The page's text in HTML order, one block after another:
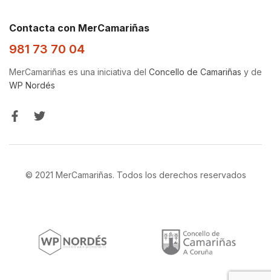
Contacta con MerCamariñas
981 73 70 04
MerCamariñas es una iniciativa del Concello de Camariñas y de
WP Nordés
© 2021 MerCamariñas. Todos los derechos reservados